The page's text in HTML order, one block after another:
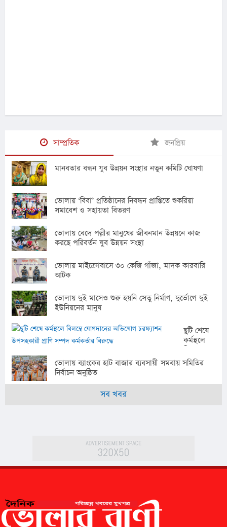
সাম্প্রতিক জনপ্রিয়
মানবতার বন্ধন যুব উন্নয়ন সংস্থার নতুন কমিটি ঘোষণা
ভোলায় ‘বিবা’ প্রতিষ্ঠানের নিবন্ধন প্রাপ্তিতে শুকরিয়া
সমাবেশ ও সহায়তা বিতরণ
ভোলায় বেদে পল্লীর মানুষের জীবনমান উন্নয়নে কাজ
করছে পরিবর্তন যুব উন্নয়ন সংস্থা
ভোলায় মাইক্রোবাসে ৩০ কেজি গাঁজা, মাদক কারবারি
আটক
ভোলায় দুই মাসেও শুরু হয়নি সেতু নির্মাণ, দুর্ভোগে দুই
ইউনিয়নের মানুষ
ছুটি শেষে
কর্মস্থলে
যোগদানের
অভিযোগ
ভোলায় ব্যাংকের হাট বাজার ব্যবসায়ী সমবায় সমিতির
নির্বাচন অনুষ্ঠিত
সব খবর